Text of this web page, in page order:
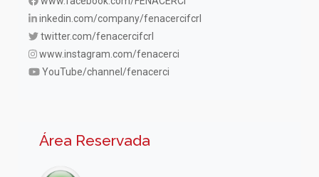
inkedin.com/company/fenacercifcrl
twitter.com/fenacercifcrl
www.instagram.com/fenacerci
YouTube/channel/fenacerci
Área Reservada